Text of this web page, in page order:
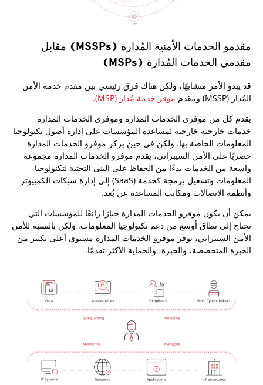
مقدمو الخدمات الأمنية المُدارة (MSSPs) مقابل
مقدمي الخدمات المُدارة (MSPs)
قد يبدو الأمر متشابهًا، ولكن هناك فرق رئيسي بين مقدم خدمة الأمن
المُدار (MSSP) ومقدم
موفر خدمة مُدار (MSP).
يقدم كل من موفري الخدمات المدارة وموفري الخدمات المدارة
خدمات خارجية خارجية لمساعدة المؤسسات على إدارة أصول تكنولوجيا
المعلومات الخاصة بها. ولكن في حين يركز موفرو الخدمات المدارة
حصريًا على الأمن السيبراني، يقدم موفرو الخدمات المدارة مجموعة
واسعة من الخدمات بدءًا من الحفاظ على البنى التحتية لتكنولوجيا
المعلومات وتشغيل برمجة كخدمة (SaaS) إلى إدارة شبكات الكمبيوتر
وأنظمة الاتصالات ومكاتب المساعدة عن بُعد.
يمكن أن يكون موفرو الخدمات المدارة خيارًا رائعًا للمؤسسات التي
تحتاج إلى نطاق أوسع من دعم تكنولوجيا المعلومات. ولكن بالنسبة للأمن
الأمن السيبراني، يوفر موفرو الخدمات المدارة مستوى أعلى بكثير من
الخبرة المتخصصة، والخبرة، والحماية الأكثر تقدمًا.